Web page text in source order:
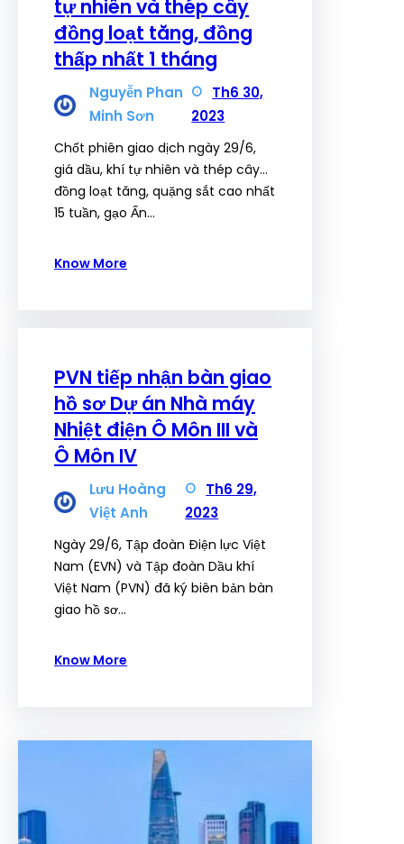
tự nhiên và thép cây
đồng loạt tăng, đồng
thấp nhất 1 tháng
Nguyễn Phan
Minh Sơn
Th6 30,
2023
Chốt phiên giao dịch ngày 29/6,
giá dầu, khí tự nhiên và thép cây…
đồng loạt tăng, quặng sắt cao nhất
15 tuần, gạo Ấn…
Know More
PVN tiếp nhận bàn giao
hồ sơ Dự án Nhà máy
Nhiệt điện Ô Môn III và
Ô Môn IV
Lưu Hoàng
Việt Anh
Th6 29,
2023
Ngày 29/6, Tập đoàn Điện lực Việt
Nam (EVN) và Tập đoàn Dầu khí
Việt Nam (PVN) đã ký biên bản bàn
giao hồ sơ…
Know More